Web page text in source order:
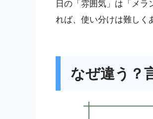
日の「雰囲気」は「メ
れば、使い分けは難しく
なぜ違う？